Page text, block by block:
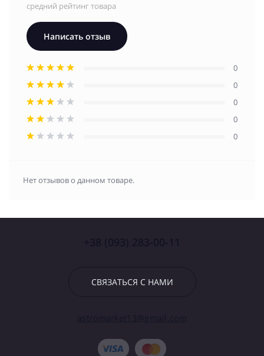
средний рейтинг товара
Написать отзыв
0
0
0
0
0
Нет отзывов о данном товаре.
СВЯЗАТЬСЯ С НАМИ